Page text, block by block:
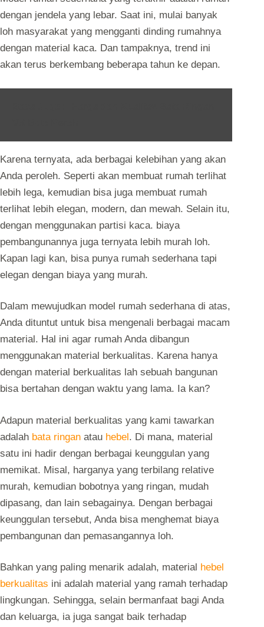
dengan jendela yang lebar. Saat ini, mulai banyak
loh masyarakat yang mengganti dinding rumahnya
dengan material kaca. Dan tampaknya, trend ini
akan terus berkembang beberapa tahun ke depan.
Karena ternyata, ada berbagai kelebihan yang akan
Anda peroleh. Seperti akan membuat rumah terlihat
lebih lega, kemudian bisa juga membuat rumah
terlihat lebih elegan, modern, dan mewah. Selain itu,
dengan menggunakan partisi kaca. biaya
pembangunannya juga ternyata lebih murah loh.
Kapan lagi kan, bisa punya rumah sederhana tapi
elegan dengan biaya yang murah.
Dalam mewujudkan model rumah sederhana di atas,
Anda dituntut untuk bisa mengenali berbagai macam
material. Hal ini agar rumah Anda dibangun
menggunakan material berkualitas. Karena hanya
dengan material berkualitas lah sebuah bangunan
bisa bertahan dengan waktu yang lama. Ia kan?
Adapun material berkualitas yang kami tawarkan
adalah bata ringan atau hebel. Di mana, material
satu ini hadir dengan berbagai keunggulan yang
memikat. Misal, harganya yang terbilang relative
murah, kemudian bobotnya yang ringan, mudah
dipasang, dan lain sebagainya. Dengan berbagai
keunggulan tersebut, Anda bisa menghemat biaya
pembangunan dan pemasangannya loh.
Bahkan yang paling menarik adalah, material hebel
berkualitas ini adalah material yang ramah terhadap
lingkungan. Sehingga, selain bermanfaat bagi Anda
dan keluarga, ia juga sangat baik terhadap